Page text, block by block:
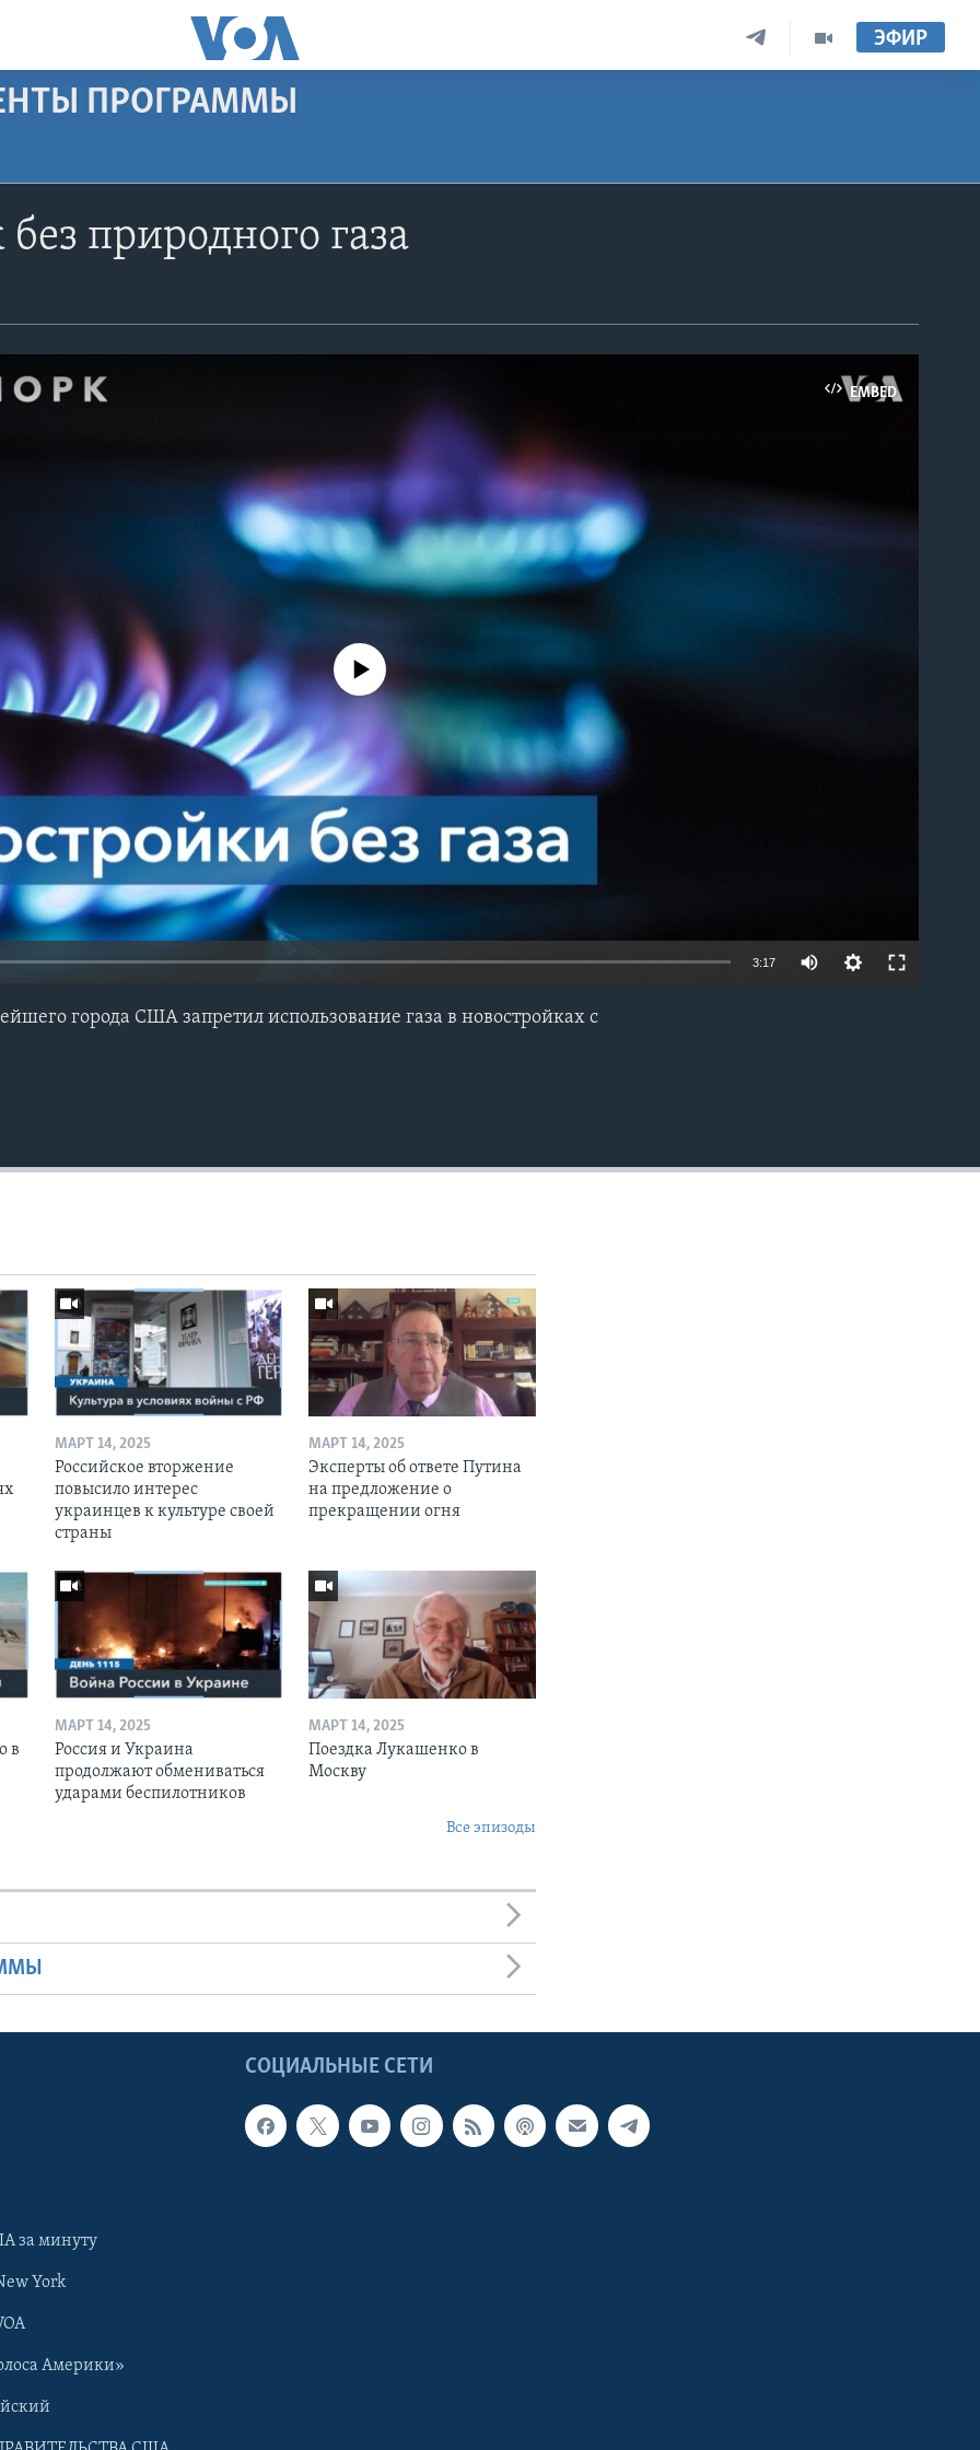
ЭФИР
ПРОГРАММЫ
природного газа
EMBED
No media source currently available
3:17
города США запретил использование газа в новостройках c
МАРТ 14, 2025
Российское вторжение
повысило интерес
украинцев к культуре своей
страны
МАРТ 14, 2025
Эксперты об ответе Путина
на предложение о
прекращении огня
в
МАРТ 14, 2025
Россия и Украина
продолжают обмениваться
ударами беспилотников
МАРТ 14, 2025
Поездка Лукашенко в
Москву
Все эпизоды
СОЦИАЛЬНЫЕ СЕТИ
за минуту
York
Америки»